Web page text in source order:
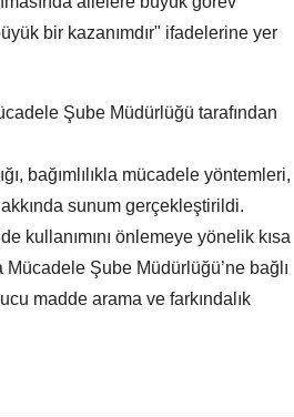
bir kazanımdır" ifadelerine yer
Şube Müdürlüğü tarafından
bağımlılıkla mücadele yöntemleri,
sunum gerçekleştirildi.
kullanımını önlemeye yönelik kısa
Şube Müdürlüğü’ne bağlı
madde arama ve farkındalık